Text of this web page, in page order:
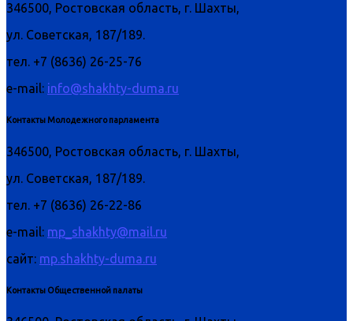
346500, Ростовская область, г. Шахты,
ул. Советская, 187/189.
тел. +7 (8636) 26-25-76
e-mail: info@shakhty-duma.ru
Контакты Молодежного парламента
346500, Ростовская область, г. Шахты,
ул. Советская, 187/189.
тел. +7 (8636) 26-22-86
e-mail: mp_shakhty@mail.ru
сайт: mp.shakhty-duma.ru
Контакты Общественной палаты